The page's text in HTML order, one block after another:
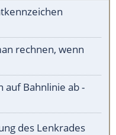
rechnen, wenn
Bahnlinie ab -
des Lenkrades